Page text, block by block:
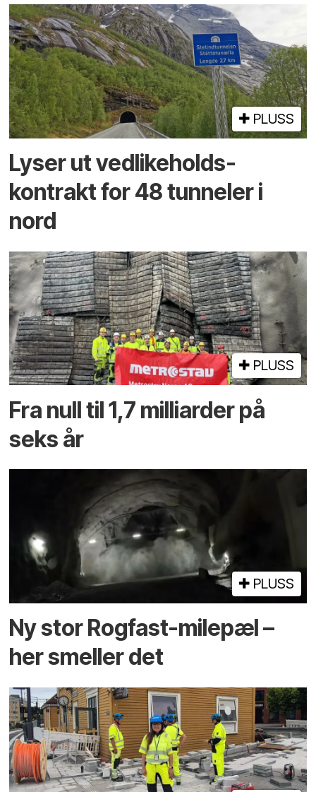
PLUSS
Lyser ut vedlikeholds­
kontrakt for 48 tunneler i
nord
PLUSS
Fra null til 1,7 milliarder på
seks år
PLUSS
Ny stor Rogfast-milepæl –
her smeller det